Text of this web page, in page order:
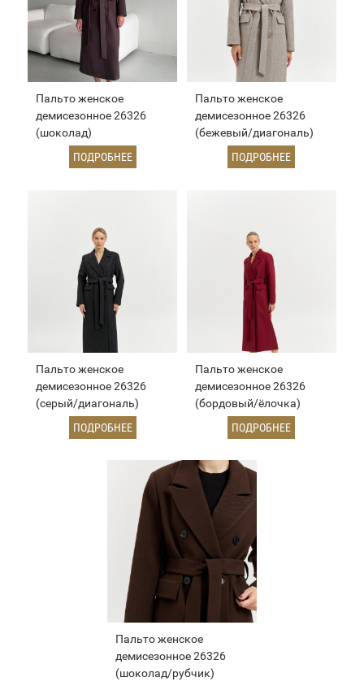
Пальто женское
демисезонное 26326
(шоколад)
ПОДРОБНЕЕ
Пальто женское
демисезонное 26326
(бежевый/диагональ)
ПОДРОБНЕЕ
Пальто женское
демисезонное 26326
(серый/диагональ)
ПОДРОБНЕЕ
Пальто женское
демисезонное 26326
(бордовый/ёлочка)
ПОДРОБНЕЕ
Пальто женское
демисезонное 26326
(шоколад/рубчик)